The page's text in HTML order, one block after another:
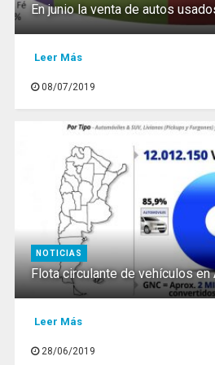
En junio la venta de autos
Leer Más
08/07/2019
NOTICIAS
Flota circulante de vehículos en
Leer Más
28/06/2019